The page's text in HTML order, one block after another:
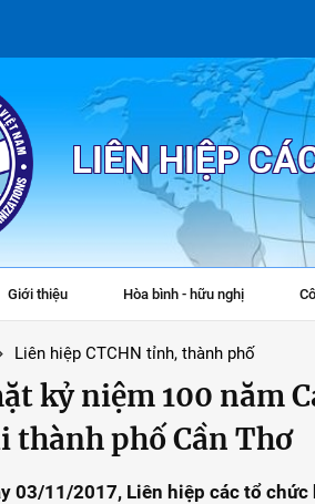
LIÊN HIỆP
Giới thiệu Hòa bình - hữu nghị
Liên hiệp CTCHN tỉnh, thành phố
kỷ niệm 100 năm
thành phố Cần Thơ
03/11/2017, Liên hiệp các tổ